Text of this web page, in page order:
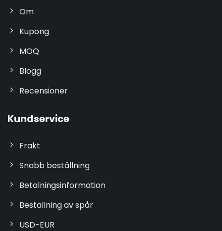
Om
Kupong
MOQ
Blogg
Recensioner
Kundservice
Frakt
Snabb beställning
Betalningsinformation
Beställning av spår
USD-EUR